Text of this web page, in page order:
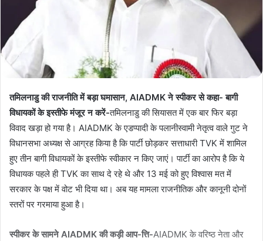
तमिलनाडु की राजनीति में बड़ा घमासान, AIADMK ने स्पीकर से कहा- बागी
विधायकों के इस्तीफे मंजूर न करें-तमिलनाडु की सियासत में एक बार फिर बड़ा
विवाद खड़ा हो गया है। AIADMK के एडप्पादी के पलानीस्वामी नेतृत्व वाले गुट ने
विधानसभा अध्यक्ष से आग्रह किया है कि पार्टी छोड़कर सत्ताधारी TVK में शामिल
हुए तीन बागी विधायकों के इस्तीफे स्वीकार न किए जाएं। पार्टी का आरोप है कि ये
विधायक पहले ही TVK का साथ दे रहे थे और 13 मई को हुए विश्वास मत में
सरकार के पक्ष में वोट भी दिया था। अब यह मामला राजनीतिक और कानूनी दोनों
स्तरों पर गरमाया हुआ है।
स्पीकर के सामने AIADMK की कड़ी आप-त्ति-AIADMK के वरिष्ठ नेता और